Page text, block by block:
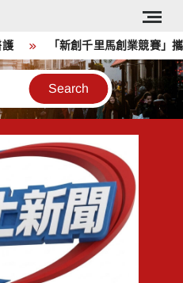
「新創千里馬創業競賽」攜